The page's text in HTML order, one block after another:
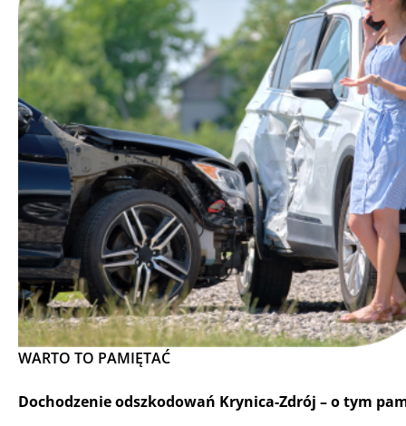
WARTO TO PAMIĘTAĆ
Dochodzenie odszkodowań Krynica-Zdrój – o tym